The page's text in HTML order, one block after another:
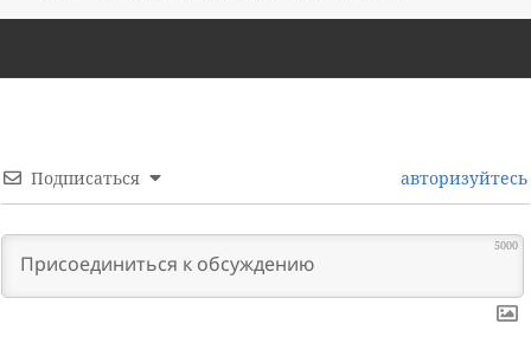
Подписаться авторизуйтесь
5000